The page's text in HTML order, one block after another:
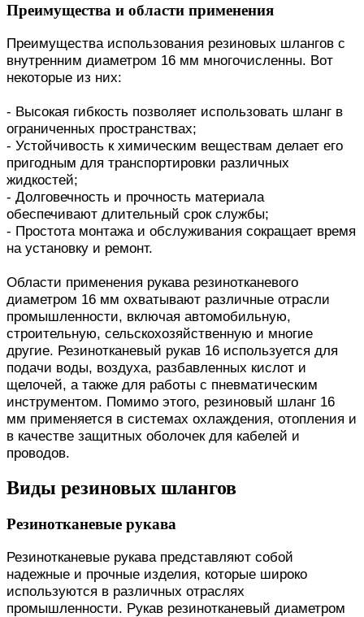
Преимущества и области применения
Преимущества использования резиновых шлангов с
внутренним диаметром 16 мм многочисленны. Вот
некоторые из них:
- Высокая гибкость позволяет использовать шланг в
ограниченных пространствах;
- Устойчивость к химическим веществам делает его
пригодным для транспортировки различных
жидкостей;
- Долговечность и прочность материала
обеспечивают длительный срок службы;
- Простота монтажа и обслуживания сокращает время
на установку и ремонт.
Области применения рукава резинотканевого
диаметром 16 мм охватывают различные отрасли
промышленности, включая автомобильную,
строительную, сельскохозяйственную и многие
другие. Резинотканевый рукав 16 используется для
подачи воды, воздуха, разбавленных кислот и
щелочей, а также для работы с пневматическим
инструментом. Помимо этого, резиновый шланг 16
мм применяется в системах охлаждения, отопления и
в качестве защитных оболочек для кабелей и
проводов.
Виды резиновых шлангов
Резинотканевые рукава
Резинотканевые рукава представляют собой
надежные и прочные изделия, которые широко
используются в различных отраслях
промышленности. Рукав резинотканевый диаметром